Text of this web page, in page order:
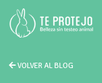
VOLVER AL BLOG